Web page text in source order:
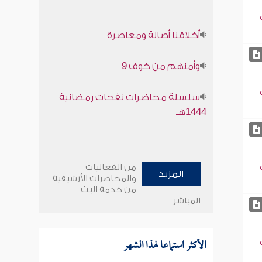
أخلاقنا أصالة ومعاصرة
وأمنهم من خوف 9
سلسلة محاضرات نفحات رمضانية
1444هـ
المزيد
من الفعاليات
والمحاضرات الأرشيفية
من خدمة البث
المباشر
الأكثر استماعا لهذا الشهر